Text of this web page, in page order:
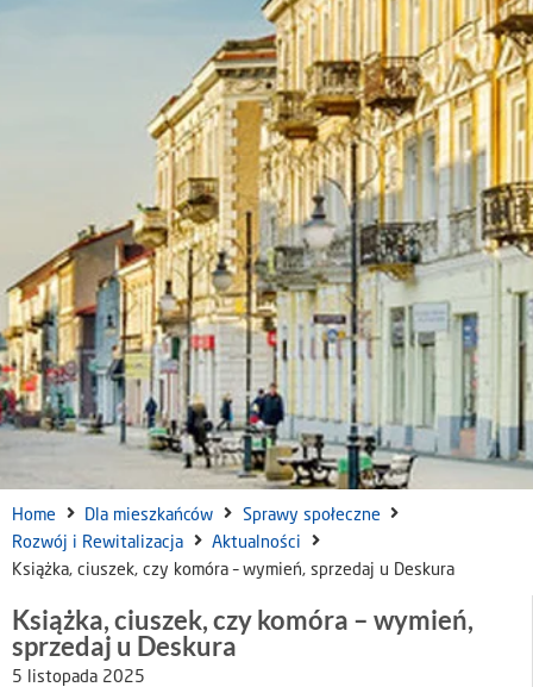
Home Dla mieszkańców
Sprawy społeczne
Rozwój i Rewitalizacja
Aktualności
Książka, ciuszek, czy komóra – wymień, sprzedaj u Deskura
Książka, ciuszek, czy komóra – wymień,
sprzedaj u Deskura
5 listopada 2025